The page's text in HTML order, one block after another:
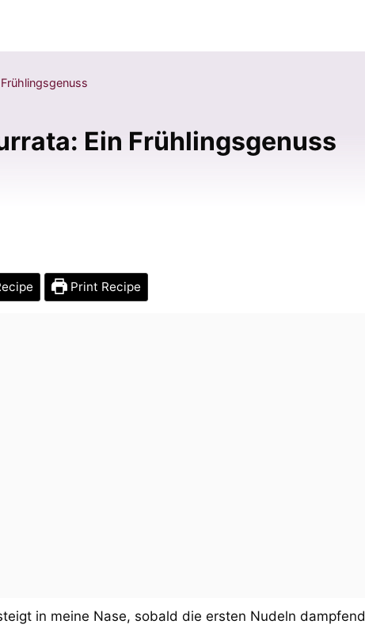
Ein Frühlingsgenuss
Print Recipe
in meine Nase, sobald die ersten Nudeln dampfend